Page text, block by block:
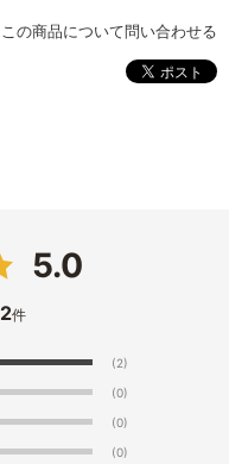
この商品について問い合わせる
5.0
2件
(2)
(0)
(0)
(0)